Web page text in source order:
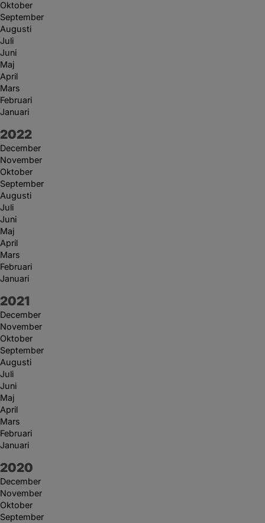
Oktober
September
Augusti
Juli
Juni
Maj
April
Mars
Februari
Januari
År:
2022
December
November
Oktober
September
Augusti
Juli
Juni
Maj
April
Mars
Februari
Januari
År:
2021
December
November
Oktober
September
Augusti
Juli
Juni
Maj
April
Mars
Februari
Januari
År:
2020
December
November
Oktober
September